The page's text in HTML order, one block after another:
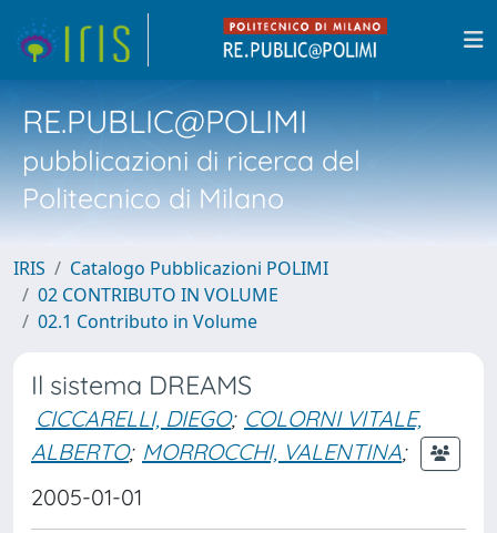
RE.PUBLIC@POLIMI
pubblicazioni di ricerca del
Politecnico di Milano
IRIS
Catalogo Pubblicazioni POLIMI
02 CONTRIBUTO IN VOLUME
02.1 Contributo in Volume
Il sistema DREAMS
CICCARELLI, DIEGO; COLORNI VITALE,
ALBERTO; MORROCCHI, VALENTINA;
2005-01-01